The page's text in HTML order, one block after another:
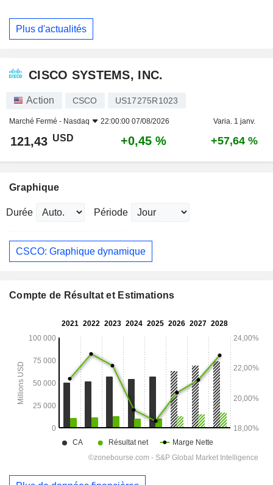
Plus d'actualités
CISCO SYSTEMS, INC.
Action CSCO US17275R1023
Marché Fermé - Nasdaq 22:00:00 07/08/2026 Varia. 1 janv.
121,43 USD +0,45 % +57,64 %
Graphique
Durée Période
CSCO: Graphique dynamique
Compte de Résultat et Estimations